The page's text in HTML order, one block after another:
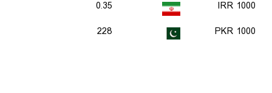
1000 IRR
0.35
1000 PKR
228